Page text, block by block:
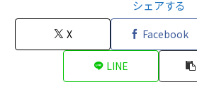
シェアする
X Facebook
LINE